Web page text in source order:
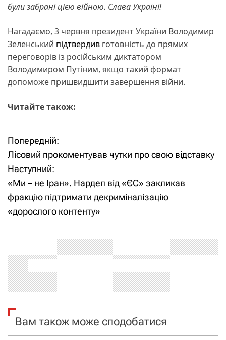
були забрані цією війною. Слава Україні!
Нагадаємо, 3 червня президент України Володимир
Зеленський підтвердив готовність до прямих
переговорів із російським диктатором
Володимиром Путіним, якщо такий формат
допоможе пришвидшити завершення війни.
Читайте також:
Н
а
в
і
а
ц
і
я
Попередній:
Лісовий прокоментував чутки про свою відставку
Наступний:
«Ми – не Іран». Нардеп від «ЄС» закликав
фракцію підтримати декриміналізацію
«дорослого контенту»
Вам також може сподобатися